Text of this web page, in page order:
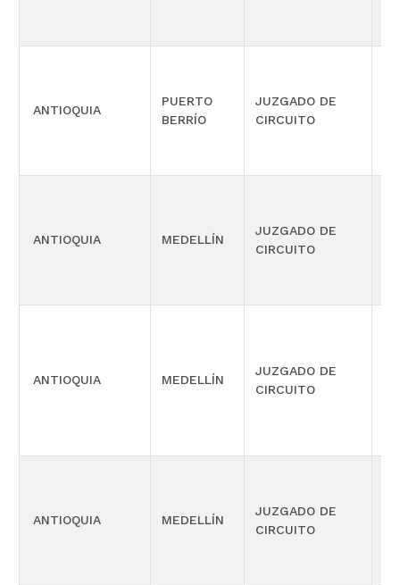
ANTIOQUIA
PUERTO
BERRÍO
JUZGADO DE
CIRCUITO
ANTIOQUIA MEDELLÍN
JUZGADO DE
CIRCUITO
ANTIOQUIA MEDELLÍN
JUZGADO DE
CIRCUITO
ANTIOQUIA MEDELLÍN
JUZGADO DE
CIRCUITO